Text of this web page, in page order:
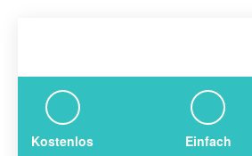
Kostenlos Einfach